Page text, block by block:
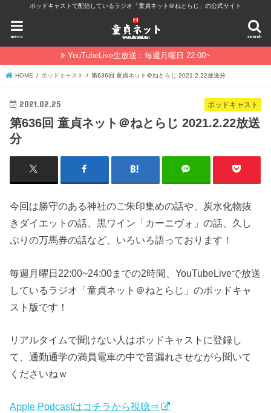
ポッドキャストで配信しているラジオ「童貞ネット＠ねとらじ」の公式サイト
search
menu
YouTubeLive生放送：毎週月曜日 22:00~
HOME ポッドキャスト 第636回 童貞ネット＠ねとらじ 2021.2.22放送分
ポッドキャスト
2021.02.25
第636回 童貞ネット＠ねとらじ 2021.2.22放送
分
今回は勝守のある神社のご朱印集めの話や、炭水化物抜
きダイエットの話、黒ワイン「カーニヴォ」の話、久し
ぶりの万馬券の話など、いろいろ語っております！
毎週月曜日22:00~24:00までの2時間、YouTubeLiveで放送
しているラジオ「童貞ネット＠ねとらじ」のポッドキャ
スト版です！
リアルタイムで聞けない人はポッドキャストに登録し
て、通勤通学の満員電車の中で音漏れさせながら聞いて
くださいねｗ
Apple Podcastはコチラから視聴⇒